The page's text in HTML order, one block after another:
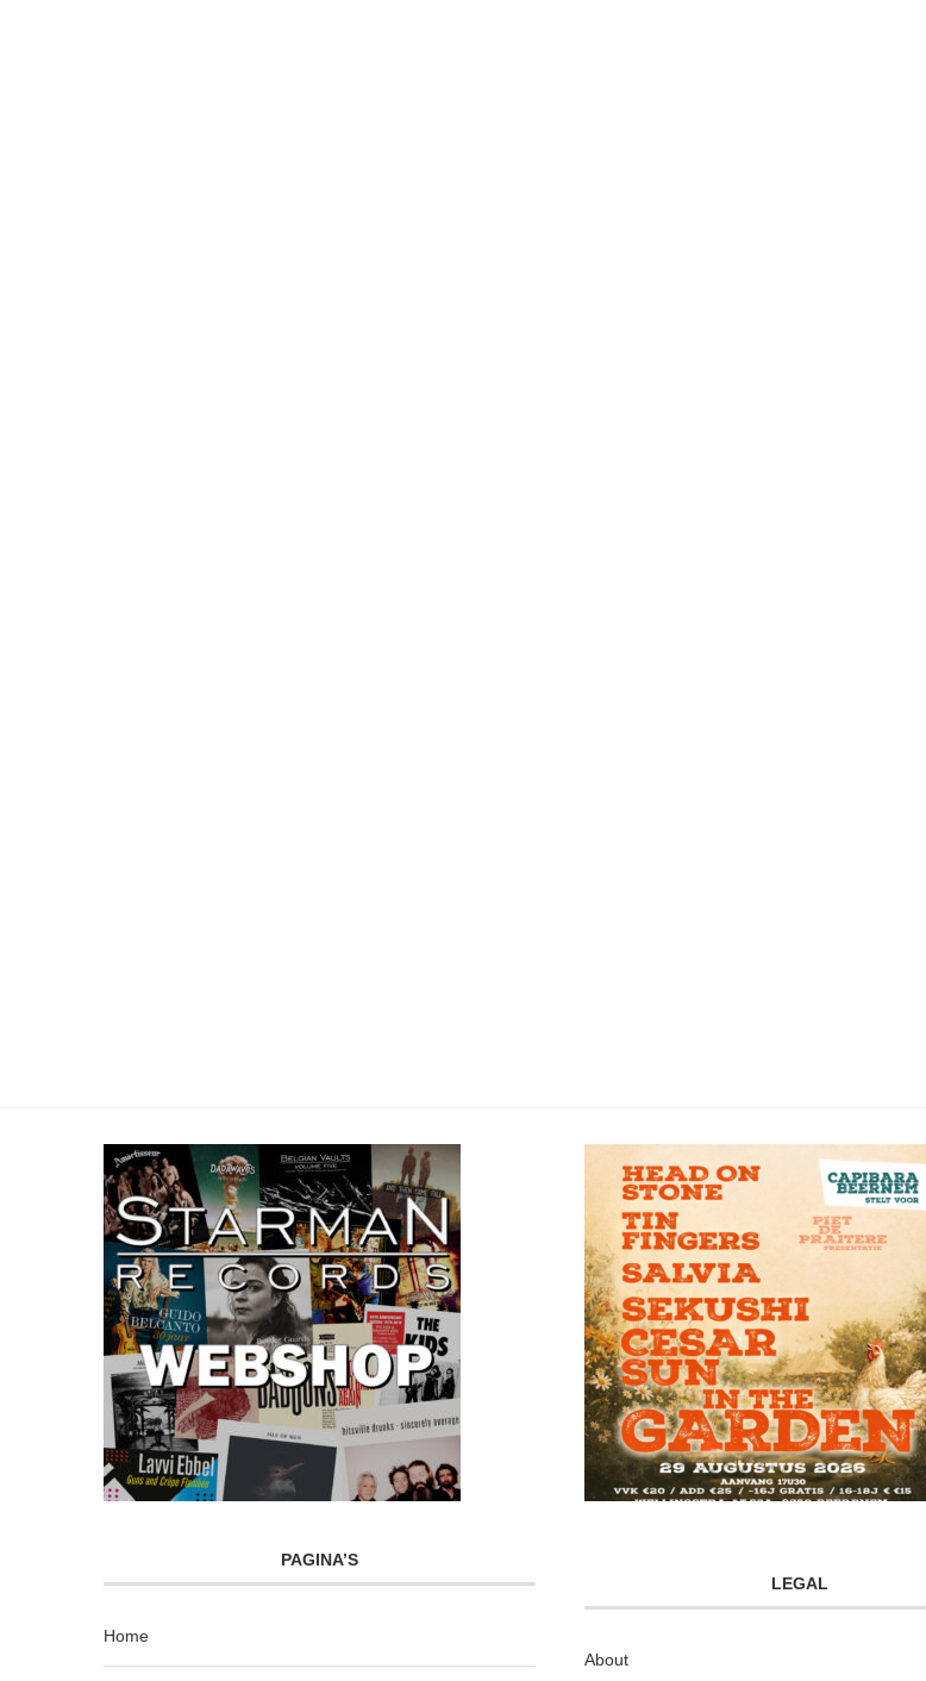
PAGINA’S
Home
LEGAL
About